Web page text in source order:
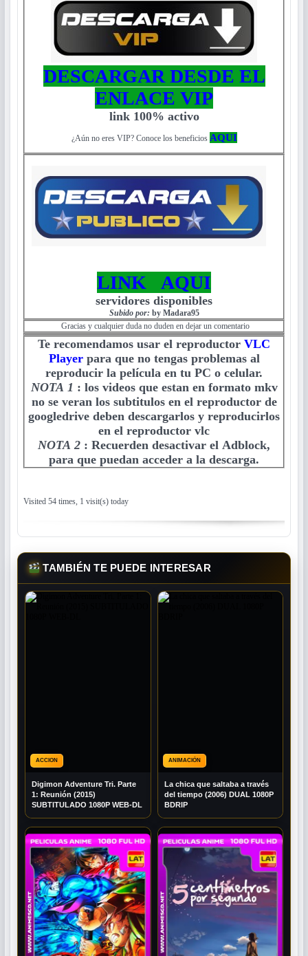
DESCARGAR DESDE EL
ENLACE VIP
link 100% activo
¿Aún no eres VIP? Conoce los beneficios AQUI
LINK AQUI
servidores disponibles
Subido por: by Madara95
Gracias y cualquier duda no duden en dejar un comentario
Te recomendamos usar el reproductor VLC
Playerpara que no tengas problemas al
reproducir la película en tu PC o celular.
NOTA 1 : los videos que estan en formato mkv
no se veran los subtitulos en el reproductor de
googledrive deben descargarlos y reproducirlos
en el reproductor vlc
NOTA 2 : Recuerden desactivar el Adblock,
para que puedan acceder a la descarga.
Visited 54 times, 1 visit(s) today
TAMBIÉN TE PUEDE INTERESAR
ACCION
Digimon Adventure Tri. Parte
1: Reunión (2015)
SUBTITULADO 1080P WEB-DL
ANIMACIÓN
La chica que saltaba a través
del tiempo (2006) DUAL 1080P
BDRIP